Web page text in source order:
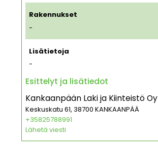
Rakennukset
-
Lisätietoja
-
Esittelyt ja lisätiedot
Kankaanpään Laki ja Kiinteistö Oy
Keskuskatu 61, 38700 KANKAANPÄÄ
+35825788991
Lähetä viesti